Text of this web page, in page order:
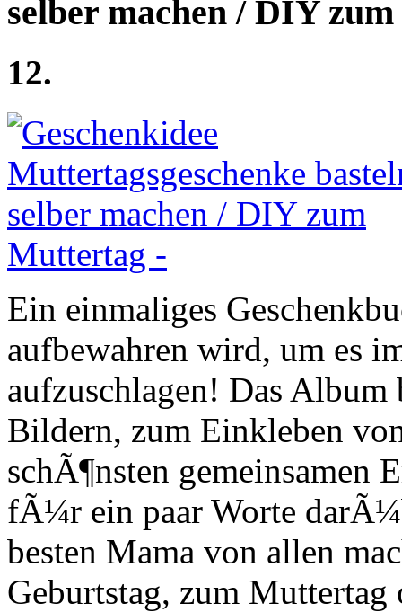
selber machen / DIY
12.
Ein einmaliges
aufbewahren wird, um es
aufzuschlagen! Das
Bildern, zum Einkleben
schÃ¶nsten gemeinsamen
fÃ¼r ein paar Worte
besten Mama von allen
Geburtstag, zum Muttertag